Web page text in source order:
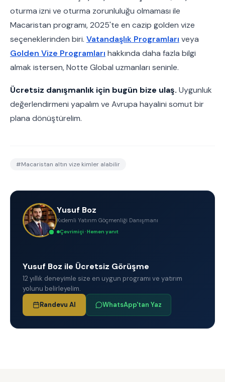
oturma izni ve oturma zorunluluğu olmaması ile
Macaristan programı, 2025'te en cazip golden vize
seçeneklerinden biri. Vatandaşlık Programları veya
Golden Vize Programları hakkında daha fazla bilgi
almak istersen, Notte Global uzmanları seninle.
Ücretsiz danışmanlık için bugün bize ulaş. Uygunluk
değerlendirmeni yapalım ve Avrupa hayalini somut bir
plana dönüştürelim.
#Macaristan altın vize kimler alabilir
Yusuf Boz
Kıdemli Yatırım Göçmenliği Danışmanı
Çevrimiçi · Hemen yanıt
Yusuf Boz ile Ücretsiz Görüşme
12 yıllık deneyimle size en uygun programı ve yatırım
yolunu belirleyelim.
Randevu Al
WhatsApp'tan Yaz